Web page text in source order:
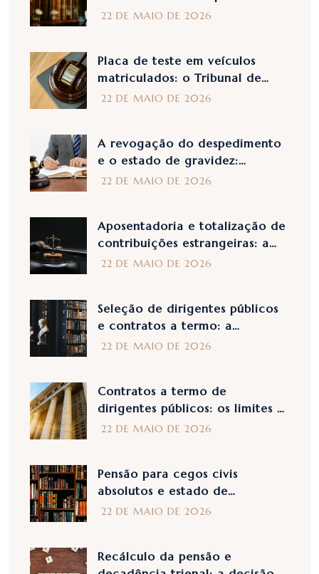
comentário ao Despacho n.º
22 DE MAIO DE 2026
Placa de teste em veículos
matriculados: o Tribunal de
Cassação exclui a
22 DE MAIO DE 2026
A revogação do despedimento
e o estado de gravidez:
esclarecimentos do Supremo
22 DE MAIO DE 2026
Aposentadoria e totalização de
contribuições estrangeiras: a
Corte de Cassação esclarece
22 DE MAIO DE 2026
Seleção de dirigentes públicos
e contratos a termo: a
legitimidade das exclusões no
22 DE MAIO DE 2026
Contratos a termo de
dirigentes públicos: os limites às
renovações na Sentença n.
22 DE MAIO DE 2026
Pensão para cegos civis
absolutos e estado de
necessidade: a análise do
22 DE MAIO DE 2026
Recálculo da pensão e